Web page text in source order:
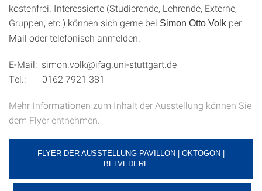
kostenfrei. Interessierte (Studierende, Lehrende, Externe,
Gruppen, etc.) können sich gerne bei Simon Otto Volk per
Mail oder telefonisch anmelden.
E-Mail: simon.volk@ifag.uni-stuttgart.de
Tel.: 0162 7921 381
Mehr Informationen zum Inhalt der Ausstellung können Sie
dem Flyer entnehmen.
FLYER DER AUSSTELLUNG PAVILLON | OKTOGON |
BELVEDERE